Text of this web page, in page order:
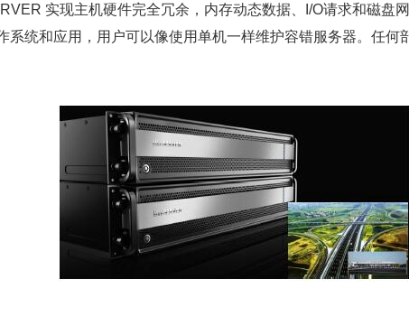
实现主机硬件完全冗余，内存动态数据、I/O请求和磁盘
系统和应用，用户可以像使用单机一样维护容错服务器。任